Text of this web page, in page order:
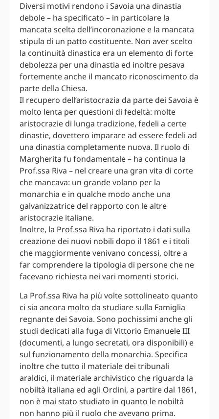
Diversi motivi rendono i Savoia una dinastia
debole – ha specificato – in particolare la
mancata scelta dell’incoronazione e la mancata
stipula di un patto costituente. Non aver scelto
la continuità dinastica era un elemento di forte
debolezza per una dinastia ed inoltre pesava
fortemente anche il mancato riconoscimento da
parte della Chiesa.
Il recupero dell’aristocrazia da parte dei Savoia è
molto lenta per questioni di fedeltà: molte
aristocrazie di lunga tradizione, fedeli a certe
dinastie, dovettero imparare ad essere fedeli ad
una dinastia completamente nuova. Il ruolo di
Margherita fu fondamentale – ha continua la
Prof.ssa Riva – nel creare una gran vita di corte
che mancava: un grande volano per la
monarchia e in qualche modo anche una
galvanizzatrice del rapporto con le altre
aristocrazie italiane.
Inoltre, la Prof.ssa Riva ha riportato i dati sulla
creazione dei nuovi nobili dopo il 1861 e i titoli
che maggiormente venivano concessi, oltre a
far comprendere la tipologia di persone che ne
facevano richiesta nei vari momenti storici.
La Prof.ssa Riva ha più volte sottolineato quanto
ci sia ancora molto da studiare sulla Famiglia
regnante dei Savoia. Sono pochissimi anche gli
studi dedicati alla fuga di Vittorio Emanuele III
(documenti, a lungo secretati, ora disponibili) e
sul funzionamento della monarchia. Specifica
inoltre che tutto il materiale dei tribunali
araldici, il materiale archivistico che riguarda la
nobiltà italiana ed agli Ordini, a partire dal 1861,
non è mai stato studiato in quanto le nobiltà
non hanno più il ruolo che avevano prima.